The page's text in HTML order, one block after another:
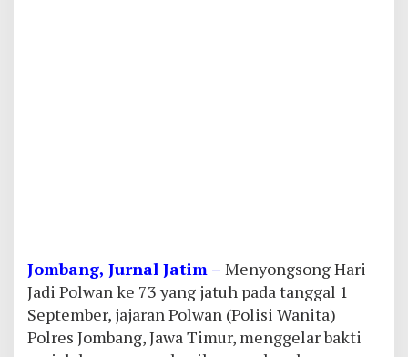
Jombang, Jurnal Jatim – Menyongsong Hari
Jadi Polwan ke 73 yang jatuh pada tanggal 1
September, jajaran Polwan (Polisi Wanita)
Polres Jombang, Jawa Timur, menggelar bakti